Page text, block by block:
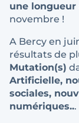
une longueur
novembre !
A Bercy en
résultats de
Mutation(s)
Artificielle,
sociales,
numériques...